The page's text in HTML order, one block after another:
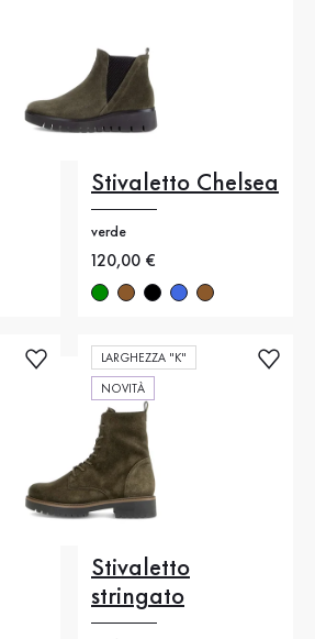
Stivaletto Chelsea
verde
Nuovo prezzo
120,00 €
LARGHEZZA "K"
NOVITÀ
Stivaletto
stringato